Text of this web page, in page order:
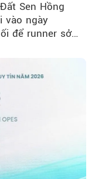
Sen Hồng
vào ngày
để runner sở